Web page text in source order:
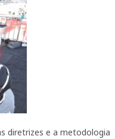
diretrizes e a metodologia